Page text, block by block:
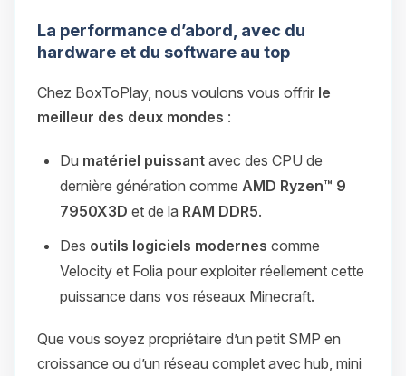
La performance d’abord, avec du
hardware et du software au top
Chez BoxToPlay, nous voulons vous offrir le
meilleur des deux mondes :
Du matériel puissant avec des CPU de
dernière génération comme AMD Ryzen™ 9
7950X3D et de la RAM DDR5.
Des outils logiciels modernes comme
Velocity et Folia pour exploiter réellement cette
puissance dans vos réseaux Minecraft.
Que vous soyez propriétaire d’un petit SMP en
croissance ou d’un réseau complet avec hub, mini